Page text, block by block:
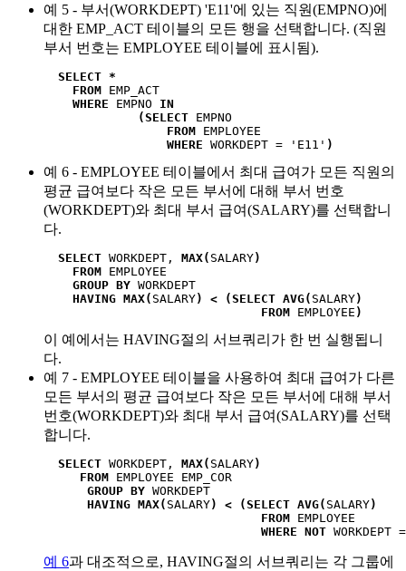
예 5 - 부서(WORKDEPT) 'E11'에 있는 직원(EMPNO)에
대한 EMP_ACT 테이블의 모든 행을 선택합니다. (직원
부서 번호는 EMPLOYEE 테이블에 표시됨).
SELECT *
FROM EMP_ACT
WHERE EMPNO IN
(SELECT EMPNO
FROM EMPLOYEE
WHERE WORKDEPT = 'E11' )
예 6 - EMPLOYEE 테이블에서 최대 급여가 모든 직원의
평균 급여보다 작은 모든 부서에 대해 부서 번호
(WORKDEPT)와 최대 부서 급여(SALARY)를 선택합니
다.
SELECT WORKDEPT, MAX( SALARY)
FROM EMPLOYEE
GROUP BY WORKDEPT
HAVING MAX( SALARY) < (SELECT AVG( SALARY)
FROM EMPLOYEE )
이 예에서는 HAVING절의 서브쿼리가 한 번 실행됩니
다.
예 7 - EMPLOYEE 테이블을 사용하여 최대 급여가 다른
모든 부서의 평균 급여보다 작은 모든 부서에 대해 부서
번호(WORKDEPT)와 최대 부서 급여(SALARY)를 선택
합니다.
SELECT WORKDEPT, MAX( SALARY)
FROM EMPLOYEE EMP_COR
GROUP BY WORKDEPT
HAVING MAX( SALARY) < (SELECT AVG( SALARY)
FROM EMPLOYEE
WHERE NOT WORKDEPT
예 6과 대조적으로, HAVING절의 서브쿼리는 각 그룹에